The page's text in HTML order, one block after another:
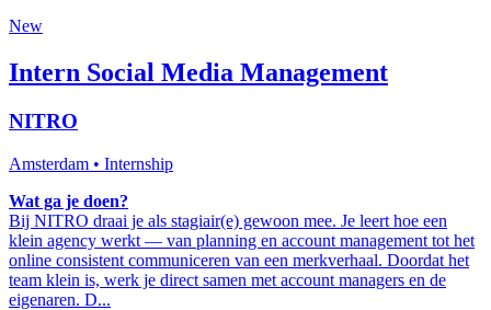
New
Intern Social Media Management
NITRO
Amsterdam • Internship
Wat ga je doen?
Bij NITRO draai je als stagiair(e) gewoon mee. Je leert hoe een
klein agency werkt — van planning en account management tot het
online consistent communiceren van een merkverhaal. Doordat het
team klein is, werk je direct samen met account managers en de
eigenaren. D...